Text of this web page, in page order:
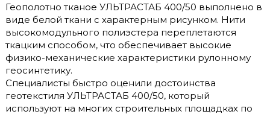
Геополотно тканое УЛЬТРАСТАБ 400/50 выполнено в
виде белой ткани с характерным рисунком. Нити
высокомодульного полиэстера переплетаются
ткацким способом, что обеспечивает высокие
физико-механические характеристики рулонному
геосинтетику.
Специалисты быстро оценили достоинства
геотекстиля УЛЬТРАСТАБ 400/50, который
используют на многих строительных площадках по